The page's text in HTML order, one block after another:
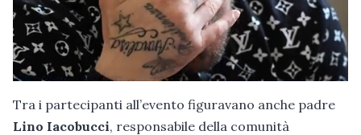
Tra i partecipanti all’evento figuravano anche padre
Lino Iacobucci, responsabile della comunità